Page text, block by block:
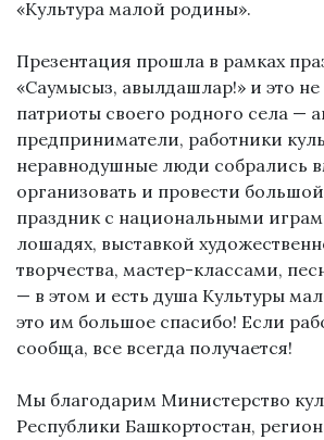
«Культура малой родины».
Презентация прошла в рамках
«Саумысыз, авылдашлар!» и это
патриоты своего родного села —
предприниматели, работники
неравнодушные люди собрались
организовать и провести
праздник с национальными
лошадях, выставкой
творчества, мастер-классами,
— в этом и есть душа Культуры
это им большое спасибо! Если
сообща, все всегда получается!
Мы благодарим Министерство
Республики Башкортостан,